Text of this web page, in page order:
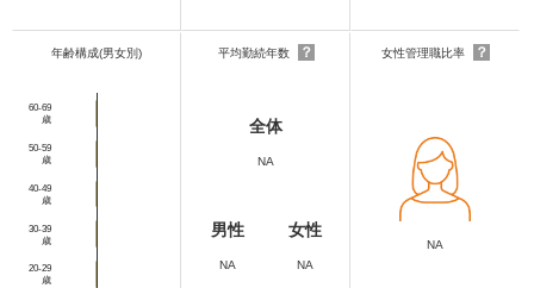
年齢構成(男女別)
60-69
歳
50-59
歳
40-49
歳
30-39
歳
20-29
歳
平均勤続年数 ？
全体
NA
男性
NA
女性
NA
女性管理職比率 ？
NA